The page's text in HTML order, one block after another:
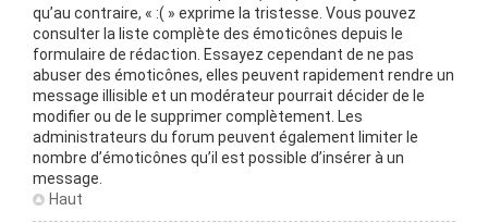
qu’au contraire, « :( » exprime la tristesse. Vous pouvez
consulter la liste complète des émoticônes depuis le
formulaire de rédaction. Essayez cependant de ne pas
abuser des émoticônes, elles peuvent rapidement rendre un
message illisible et un modérateur pourrait décider de le
modifier ou de le supprimer complètement. Les
administrateurs du forum peuvent également limiter le
nombre d’émoticônes qu’il est possible d’insérer à un
message.
Haut